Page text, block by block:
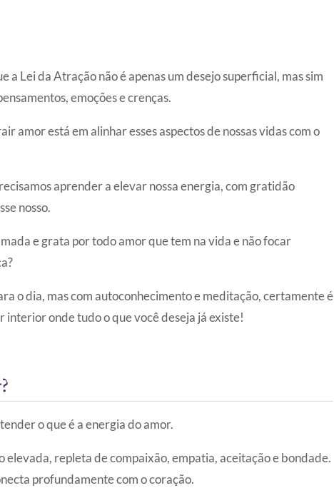
Lei da Atração não é apenas um desejo superficial, mas sim
emoções e crenças.
amor está em alinhar esses aspectos de nossas vidas com o
aprender a elevar nossa energia, com gratidão
nosso.
e grata por todo amor que tem na vida e não focar
o dia, mas com autoconhecimento e meditação, certamente é
interior onde tudo o que você deseja já existe!
o que é a energia do amor.
elevada, repleta de compaixão, empatia, aceitação e bondade.
profundamente com o coração.